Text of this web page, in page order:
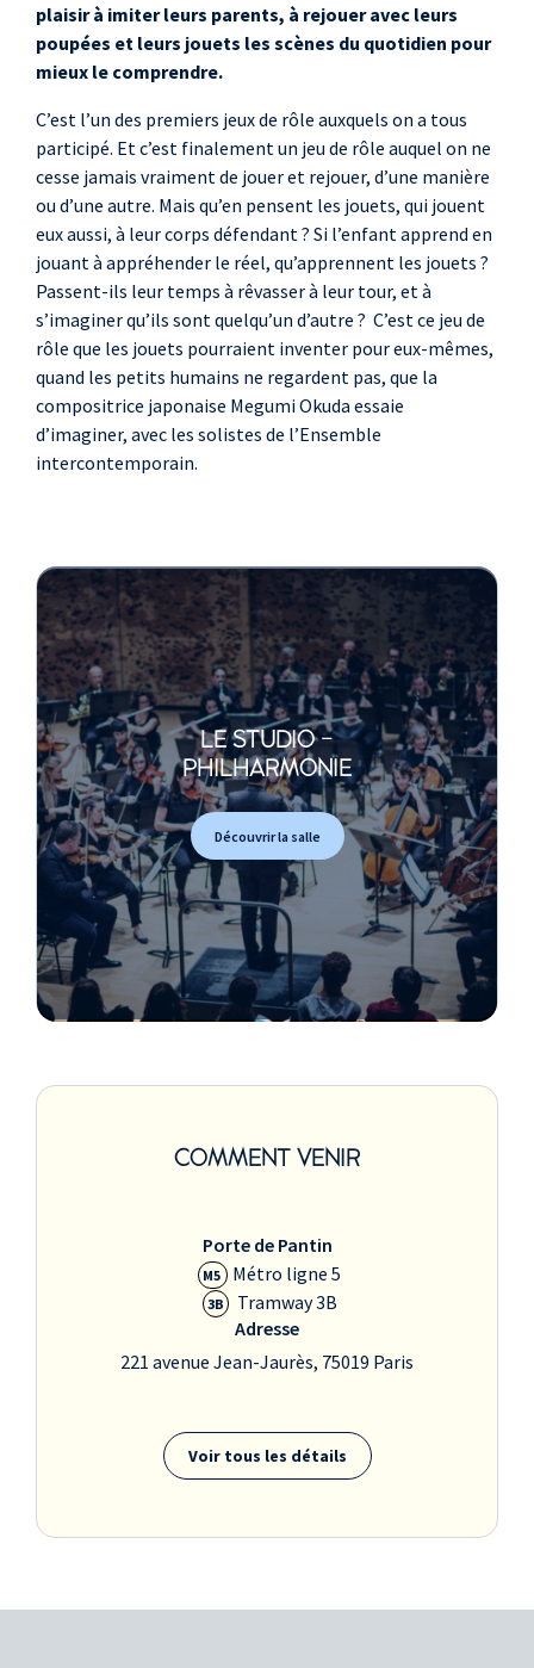
plaisir à imiter leurs parents, à rejouer avec leurs
poupées et leurs jouets les scènes du quotidien pour
mieux le comprendre.
C’est l’un des premiers jeux de rôle auxquels on a tous
participé. Et c’est finalement un jeu de rôle auquel on ne
cesse jamais vraiment de jouer et rejouer, d’une manière
ou d’une autre. Mais qu’en pensent les jouets, qui jouent
eux aussi, à leur corps défendant ? Si l’enfant apprend en
jouant à appréhender le réel, qu’apprennent les jouets ?
Passent-ils leur temps à rêvasser à leur tour, et à
s’imaginer qu’ils sont quelqu’un d’autre ? C’est ce jeu de
rôle que les jouets pourraient inventer pour eux-mêmes,
quand les petits humains ne regardent pas, que la
compositrice japonaise Megumi Okuda essaie
d’imaginer, avec les solistes de l’Ensemble
intercontemporain.
LE STUDIO -
PHILHARMONIE
Découvrir la salle
COMMENT VENIR
Porte de Pantin
M5 Métro ligne 5
3B
Tramway 3B
Adresse
221 avenue Jean-Jaurès, 75019 Paris
Voir tous les détails